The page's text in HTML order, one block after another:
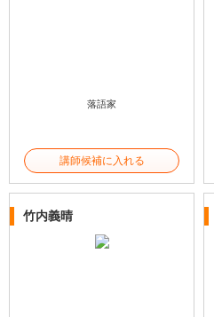
落語家
講師候補に入れる
竹内義晴